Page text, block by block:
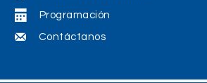
Programación
Contáctanos